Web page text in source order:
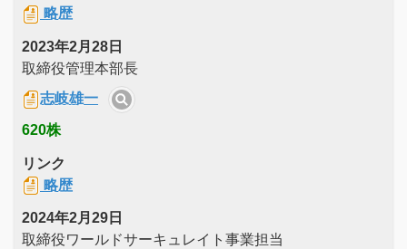
略歴
2023年2月28日
取締役管理本部長
志岐雄一
620株
リンク
略歴
2024年2月29日
取締役ワールドサーキュレイト事業担当